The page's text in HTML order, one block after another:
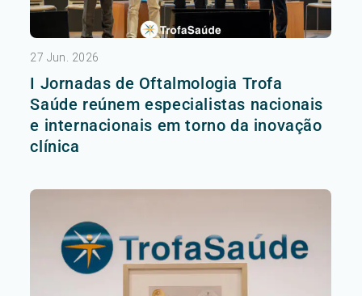
27 Jun. 2026
I Jornadas de Oftalmologia Trofa
Saúde reúnem especialistas nacionais
e internacionais em torno da inovação
clínica